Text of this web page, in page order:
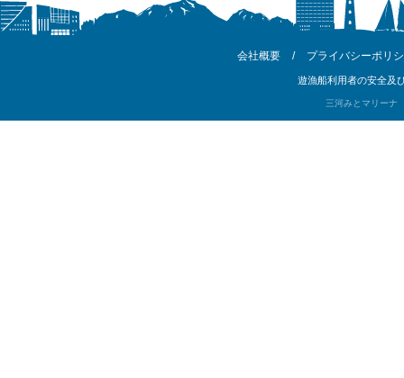
会社概要 / プライバシーポリ
遊漁船利用者の安全及
三河みとマリー